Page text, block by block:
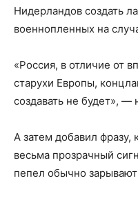
Нидерландов создать
военнопленных на
«Россия, в отличие от
старухи Европы,
создавать не будет», —
А затем добавил
весьма прозрачный
пепел обычно